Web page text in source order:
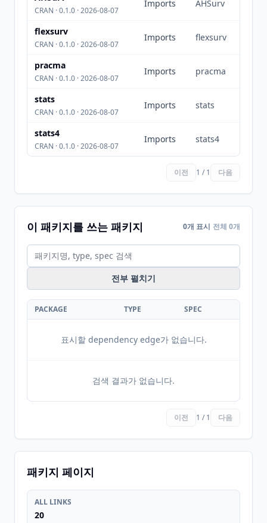
CRAN · 0.1.0 · 2026-08-07
Imports AHSurv
flexsurv
CRAN · 0.1.0 · 2026-08-07
Imports flexsurv
pracma
CRAN · 0.1.0 · 2026-08-07
Imports pracma
stats
CRAN · 0.1.0 · 2026-08-07
Imports stats
stats4
CRAN · 0.1.0 · 2026-08-07
Imports stats4
이전 1 / 1 다음
이 패키지를 쓰는 패키지 0개 표시 전체 0개
전부 펼치기
PACKAGE TYPE SPEC
표시할 dependency edge가 없습니다.
검색 결과가 없습니다.
이전 1 / 1 다음
패키지 페이지
ALL LINKS
20